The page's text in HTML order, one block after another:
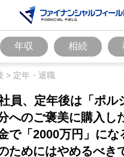
年収 相続
> 定年・退職
員、定年後は「ポル
へのご褒美に購入し
で「2000万円」にな
ためにはやめるべき